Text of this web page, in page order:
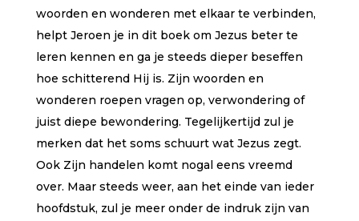
woorden en wonderen met elkaar te verbinden,
helpt Jeroen je in dit boek om Jezus beter te
leren kennen en ga je steeds dieper beseffen
hoe schitterend Hij is. Zijn woorden en
wonderen roepen vragen op, verwondering of
juist diepe bewondering. Tegelijkertijd zul je
merken dat het soms schuurt wat Jezus zegt.
Ook Zijn handelen komt nogal eens vreemd
over. Maar steeds weer, aan het einde van ieder
hoofdstuk, zul je meer onder de indruk zijn van